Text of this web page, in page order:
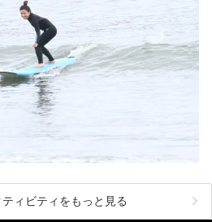
ィビティをもっと見る